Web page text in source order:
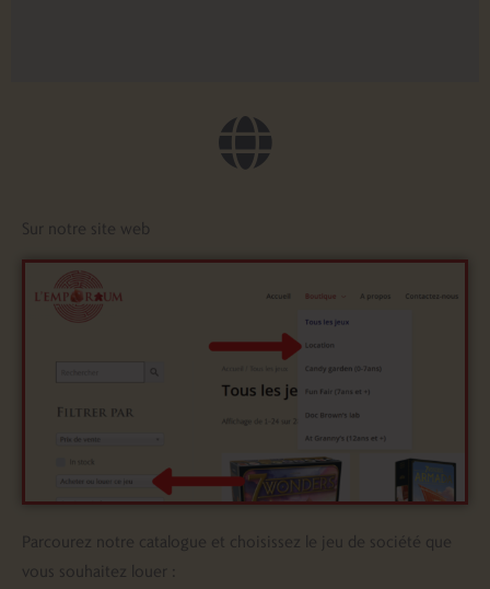
Sur notre site web
Parcourez notre catalogue et choisissez le jeu de société que
vous souhaitez louer :